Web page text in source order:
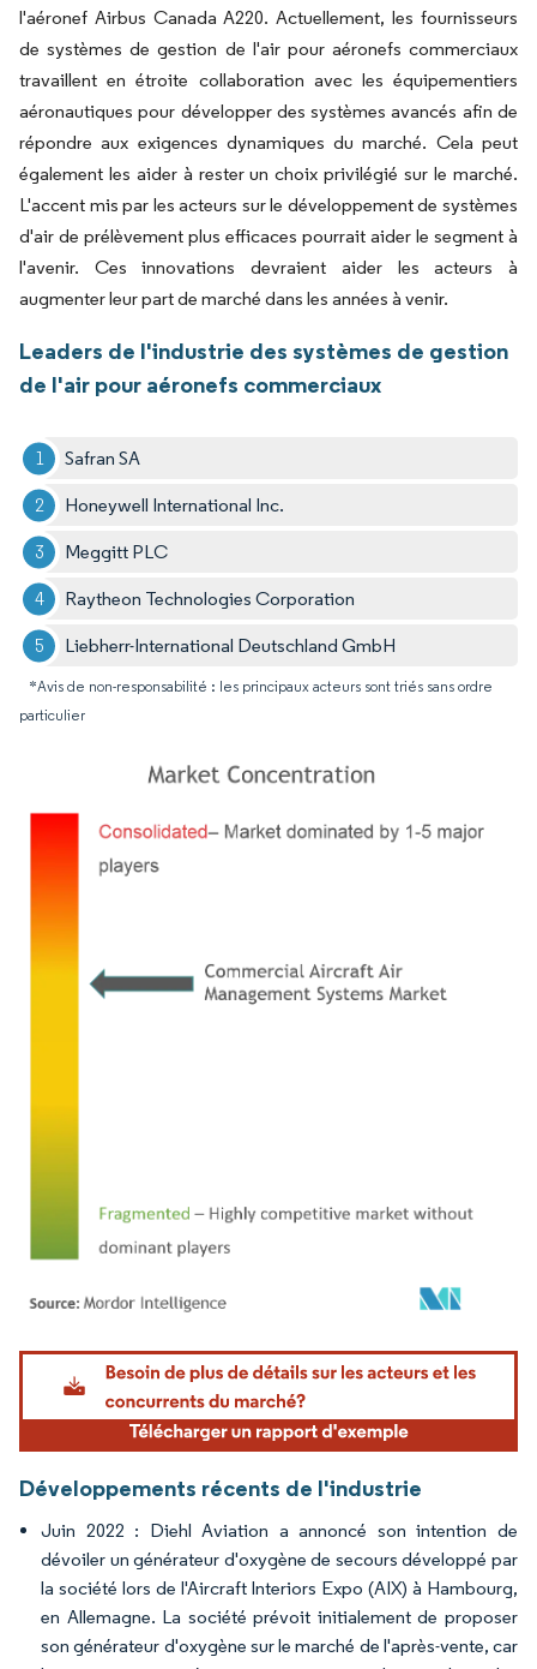
l'aéronef Airbus Canada A220. Actuellement, les fournisseurs
de systèmes de gestion de l'air pour aéronefs commerciaux
travaillent en étroite collaboration avec les équipementiers
aéronautiques pour développer des systèmes avancés afin de
répondre aux exigences dynamiques du marché. Cela peut
également les aider à rester un choix privilégié sur le marché.
L'accent mis par les acteurs sur le développement de systèmes
d'air de prélèvement plus efficaces pourrait aider le segment à
l'avenir. Ces innovations devraient aider les acteurs à
augmenter leur part de marché dans les années à venir.
Leaders de l'industrie des systèmes de gestion
de l'air pour aéronefs commerciaux
Safran SA
Honeywell International Inc.
Meggitt PLC
Raytheon Technologies Corporation
Liebherr-International Deutschland GmbH
*Avis de non-responsabilité : les principaux acteurs sont triés sans ordre
particulier
Image © Mordor Intelligence. La réutilisation nécessite une attribution sous CC BY
Développements récents de l'industrie
Juin 2022 : Diehl Aviation a annoncé son intention de
dévoiler un générateur d'oxygène de secours développé par
la société lors de l'Aircraft Interiors Expo (AIX) à Hambourg,
en Allemagne. La société prévoit initialement de proposer
son générateur d'oxygène sur le marché de l'après-vente, car